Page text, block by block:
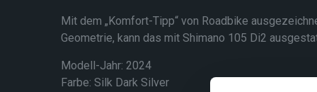
Mit dem „Komfort-Tipp“ von Roadbike
Geometrie, kann das mit Shimano 105 Di2
Modell-Jahr: 2024
Farbe: Silk Dark Silver